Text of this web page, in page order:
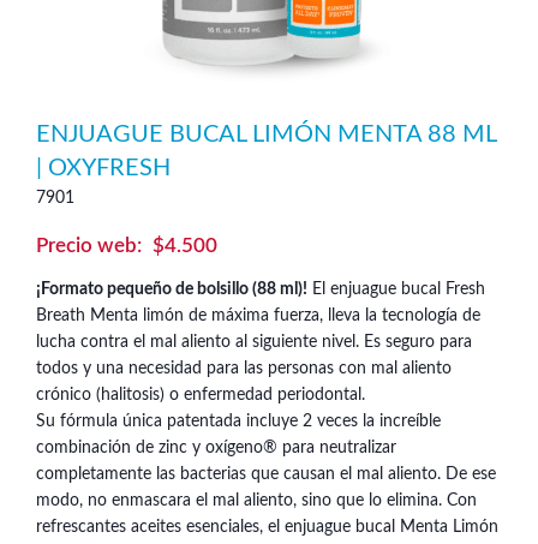
ENJUAGUE BUCAL LIMÓN MENTA 88 ML
| OXYFRESH
7901
$4.500
¡Formato pequeño de bolsillo (88 ml)! El enjuague bucal Fresh
Breath Menta limón de máxima fuerza, lleva la tecnología de
lucha contra el mal aliento al siguiente nivel. Es seguro para
todos y una necesidad para las personas con mal aliento
crónico (halitosis) o enfermedad periodontal.
Su fórmula única patentada incluye 2 veces la increíble
combinación de zinc y oxígeno® para neutralizar
completamente las bacterias que causan el mal aliento. De ese
modo, no enmascara el mal aliento, sino que lo elimina. Con
refrescantes aceites esenciales, el enjuague bucal Menta Limón